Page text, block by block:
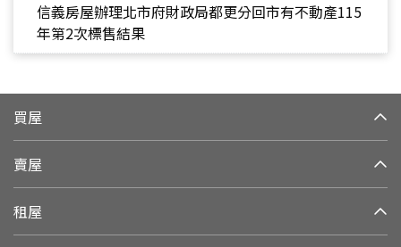
信義房屋辦理北市府財政局都更分回市有不動產115
年第2次標售結果
買屋
賣屋
租屋